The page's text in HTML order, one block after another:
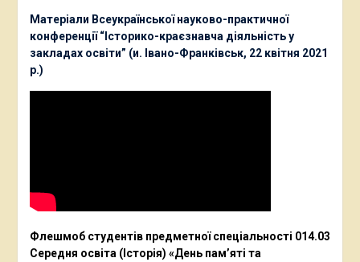
Матеріали Всеукраїнської науково-практичної
конференції “Історико-краєзнавча діяльність у
закладах освіти” (и. Івано-Франківськ, 22 квітня 2021
р.)
Флешмоб студентів предметної спеціальності 014.03
Середня освіта (Історія) «День пам’яті та